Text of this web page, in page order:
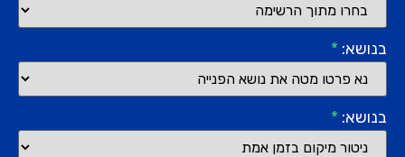
בנושא: *
בנושא: *